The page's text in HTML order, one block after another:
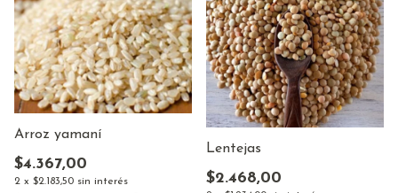
Arroz yamaní
$4.367,00
2 x $2.183,50 sin interés
Lentejas
$2.468,00